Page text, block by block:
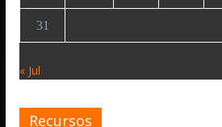
31
« Jul
Recursos